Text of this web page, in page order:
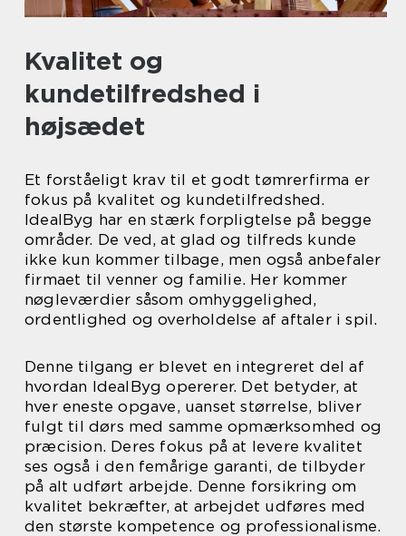
Kvalitet og
kundetilfredshed i
højsædet
Et forståeligt krav til et godt tømrerfirma er
fokus på kvalitet og kundetilfredshed.
IdealByg har en stærk forpligtelse på begge
områder. De ved, at glad og tilfreds kunde
ikke kun kommer tilbage, men også anbefaler
firmaet til venner og familie. Her kommer
nøgleværdier såsom omhyggelighed,
ordentlighed og overholdelse af aftaler i spil.
Denne tilgang er blevet en integreret del af
hvordan IdealByg opererer. Det betyder, at
hver eneste opgave, uanset størrelse, bliver
fulgt til dørs med samme opmærksomhed og
præcision. Deres fokus på at levere kvalitet
ses også i den femårige garanti, de tilbyder
på alt udført arbejde. Denne forsikring om
kvalitet bekræfter, at arbejdet udføres med
den største kompetence og professionalisme.